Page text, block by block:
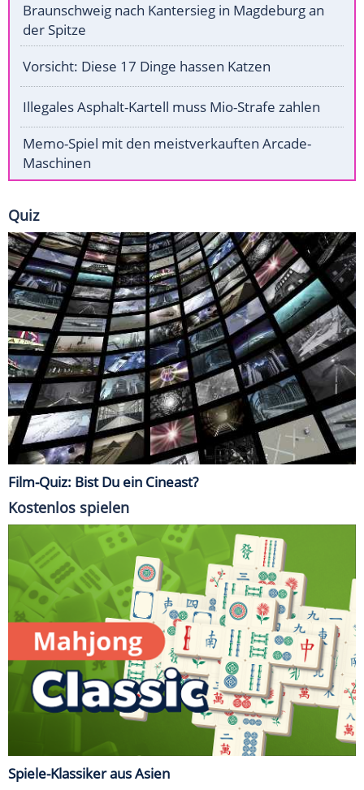
Braunschweig nach Kantersieg in Magdeburg an
der Spitze
Vorsicht: Diese 17 Dinge hassen Katzen
Illegales Asphalt-Kartell muss Mio-Strafe zahlen
Memo-Spiel mit den meistverkauften Arcade-
Maschinen
Quiz
Film-Quiz: Bist Du ein Cineast?
Kostenlos spielen
Spiele-Klassiker aus Asien